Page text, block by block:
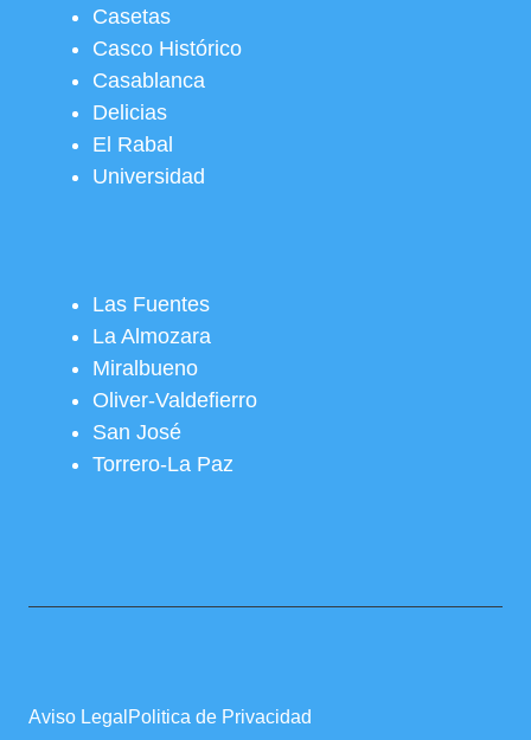
Casetas
Casco Histórico
Casablanca
Delicias
El Rabal
Universidad
Las Fuentes
La Almozara
Miralbueno
Oliver-Valdefierro
San José
Torrero-La Paz
Aviso Legal Politica de Privacidad